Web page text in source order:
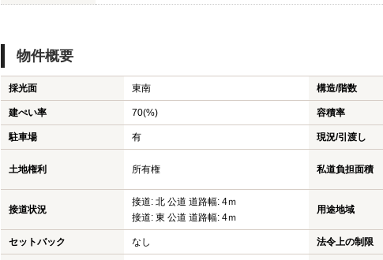
物件概要
採光面 東南 構造/階数
建ぺい率 70(%) 容積率
駐車場 有 現況/引渡し
土地権利 所有権 私道負担面積
接道状況
接道: 北 公道 道路幅: 4ｍ
接道: 東 公道 道路幅: 4ｍ
用途地域
セットバック なし 法令上の制限